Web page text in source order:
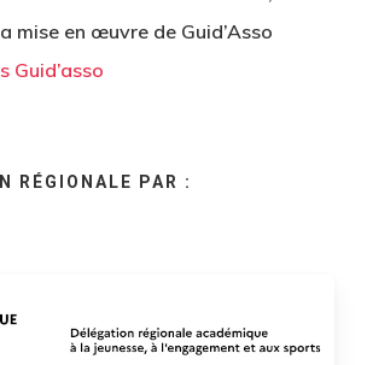
mise en œuvre de Guid’Asso
Guid’asso
RÉGIONALE PAR :